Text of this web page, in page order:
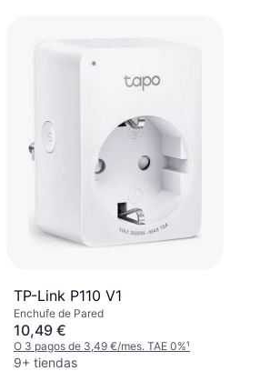
TP-Link P110 V1
Enchufe de Pared
10,49 €
O 3 pagos de 3,49 €/mes. TAE 0%¹
9+ tiendas